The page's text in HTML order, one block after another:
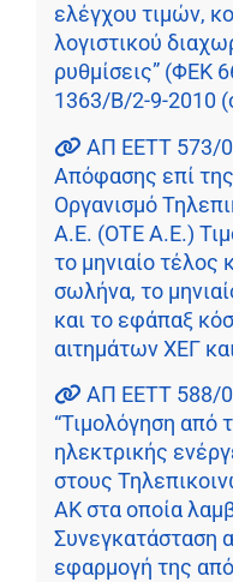
ελέγχου τιμών,
λογιστικού
ρυθμίσεις” (ΦΕΚ
1363/Β/2-9-2010
ΑΠ ΕΕΤΤ 573/
Απόφασης επί
Οργανισμό
Α.Ε. (ΟΤΕ Α.Ε.)
το μηνιαίο τέλος
σωλήνα, το
και το εφάπαξ
αιτημάτων ΧΕΓ
ΑΠ ΕΕΤΤ 588/
“Τιμολόγηση από
ηλεκτρικής
στους
ΑΚ στα οποία
Συνεγκατάσταση
εφαρμογή της